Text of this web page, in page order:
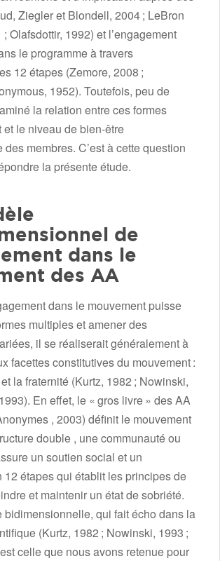
Ziegler et Blondell, 2004 ; LeBron
Olafsdottir, 1992) et l’engagement
le programme à travers
12 étapes (Zemore, 2008 ;
1952). Toutefois, peu de
la relation entre ces formes
et le niveau de bien-être
membres. C’est à cette question
la présente étude.
de
dans le
des AA
dans le mouvement puisse
multiples et amener des
il se réaliserait généralement à
facettes constitutives du mouvement :
la fraternité (Kurtz, 1982 ; Nowinski,
En effet, le « gros livre » des AA
, 2003) définit le mouvement
double , une communauté ou
un soutien social et un
12 étapes qui établit les principes de
et maintenir un état de sobriété.
bidimensionnelle, qui fait écho dans la
(Kurtz, 1982 ; Nowinski, 1993 ;
celle que nous avons retenue pour